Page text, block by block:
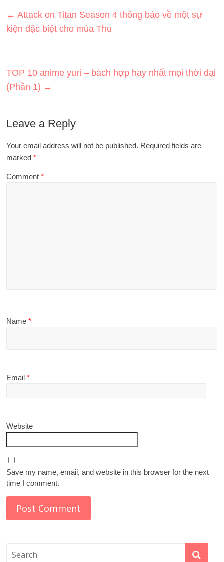
← Attack on Titan Season 4 thông báo về một sự
kiện đặc biệt cho mùa Thu
TOP 10 anime yuri – bách hợp hay nhất mọi thời đại
(Phần 1) →
Leave a Reply
Your email address will not be published. Required fields are
marked*
Comment*
Name*
Email*
Website
Save my name, email, and website in this browser for the next
time I comment.